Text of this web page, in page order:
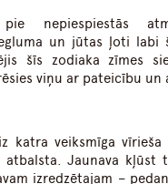
nepiespiestās
un jūtas ļoti labi
šīs zodiaka zīmes
viņu ar pateicību un
katra veiksmīga vīrieša
Jaunava kļūst
izredzētajam –